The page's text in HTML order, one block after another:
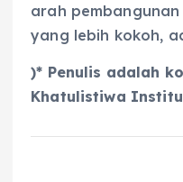
arah
yang lebih kokoh,
)* Penulis adalah
Khatulistiwa